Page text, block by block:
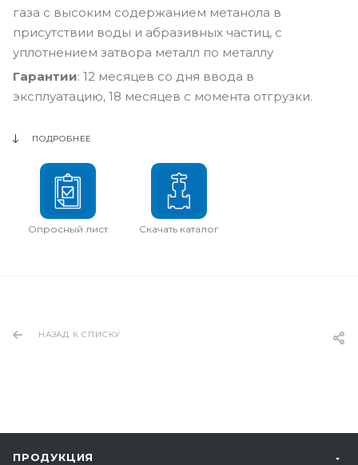
газа с высоким содержанием метанола в
присутствии воды и абразивных частиц, с
уплотнением затвора металл по металлу
Гарантии: 12 месяцев со дня ввода в
эксплуатацию, 18 месяцев с момента отгрузки.
ПОДРОБНЕЕ
Опросный лист Скачать каталог
НАЗАД К СПИСКУ
ПРОДУКЦИЯ